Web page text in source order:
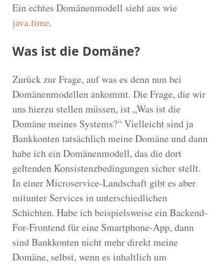
Ein echtes Domänenmodell sieht aus wie
java.time.
Was ist die Domäne?
Zurück zur Frage, auf was es denn nun bei
Domänenmodellen ankommt. Die Frage, die wir
uns hierzu stellen müssen, ist „Was ist die
Domäne meines Systems?“ Vielleicht sind ja
Bankkonten tatsächlich meine Domäne und dann
habe ich ein Domänenmodell, das die dort
geltenden Konsistenzbedingungen sicher stellt.
In einer Microservice-Landschaft gibt es aber
mitunter Services in unterschiedlichen
Schichten. Habe ich beispielsweise ein Backend-
For-Frontend für eine Smartphone-App, dann
sind Bankkonten nicht mehr direkt meine
Domäne, selbst, wenn es inhaltlich um